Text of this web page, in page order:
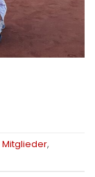
Mitglieder,